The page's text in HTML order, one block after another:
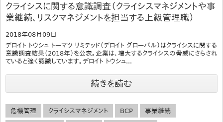
クライシスに関する意識調査（クライシスマネジメントや事
業継続、リスクマネジメントを担当する上級管理職）
2018年08月09日
デロイト トウシュ トーマツ リミテッド（デロイト グローバル）はクライシスに関する
意識調査結果（2018年）を公表。企業は、増大するクライシスの脅威にさらされ
ていると強く認識しています。デロイト トウシュ...
続きを読む
危機管理 クライシスマネジメント BCP 事業継続